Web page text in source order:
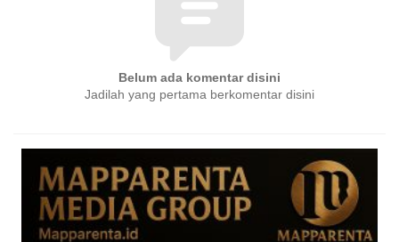
Belum ada komentar disini
Jadilah yang pertama berkomentar disini